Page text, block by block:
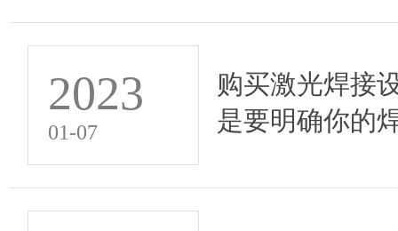
2023
01-07
购买激光焊接
是要明确你的